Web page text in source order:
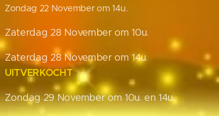
Zondag 22 November om 14u.
Zaterdag 28 November om 10u.
Zaterdag 28 November om 14u.
UITVERKOCHT
Zondag 29 November om 10u. en14u.